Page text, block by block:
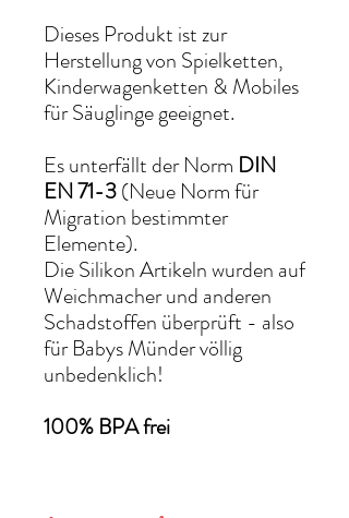
Dieses Produkt ist zur
Herstellung von Spielketten,
Kinderwagenketten & Mobiles
für Säuglinge geeignet.
Es unterfällt der Norm DIN
EN 71-3(Neue Norm für
Migration bestimmter
Elemente).
Die Silikon Artikeln wurden auf
Weichmacher und anderen
Schadstoffen überprüft - also
für Babys Münder völlig
unbedenklich!
100% BPA frei